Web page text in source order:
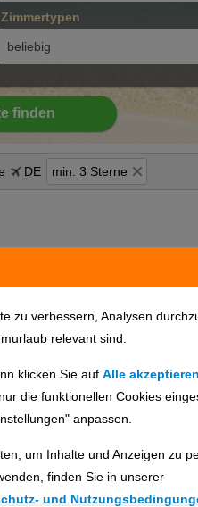
zu verbessern, Analysen
relevant sind.
klicken Sie auf Alle akzeptieren
die funktionellen Cookies
anpassen.
um Inhalte und Anzeigen zu
finden Sie in unserer
und
Zimmertypen
beliebig
finden
DE min. 3 Sterne
Hotelort Sterne
inkl.